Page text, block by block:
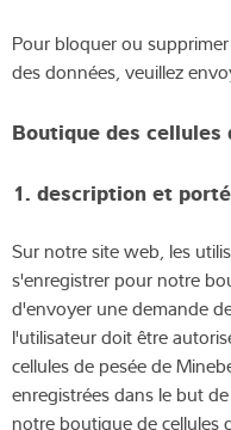
Pour bloquer ou
des données, veuillez
Boutique des cellules
1. description et
Sur notre site web, les
s'enregistrer pour notre
d'envoyer une demande
l'utilisateur doit être
cellules de pesée de
enregistrées dans le but
notre boutique de cellules